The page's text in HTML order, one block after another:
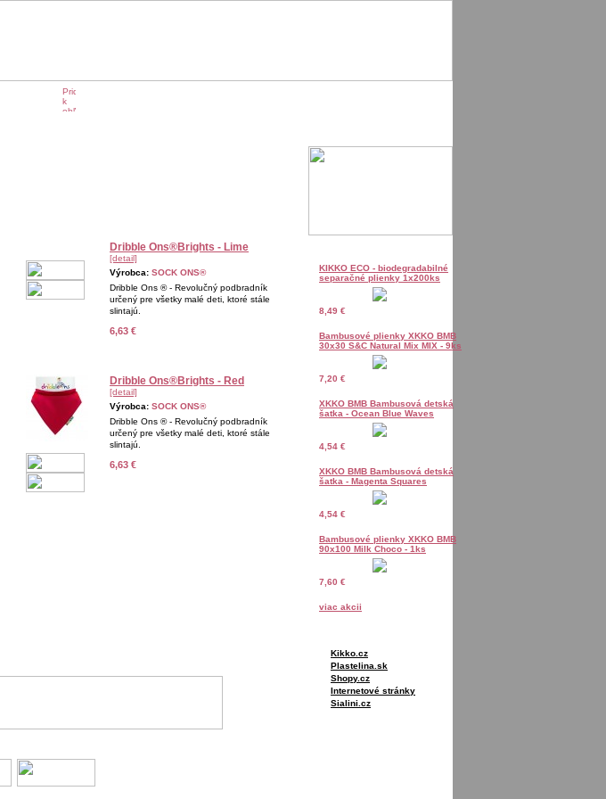
KIKKO ECO - biodegradabilné
separačné plienky 1x200ks
8,49 €
Bambusové plienky XKKO BMB
30x30 S&C Natural Mix MIX - 9ks
7,20 €
XKKO BMB Bambusová detská
šatka - Ocean Blue Waves
4,54 €
XKKO BMB Bambusová detská
šatka - Magenta Squares
4,54 €
Bambusové plienky XKKO BMB
90x100 Milk Choco - 1ks
7,60 €
viac akcii
Kikko.cz
Plastelina.sk
Shopy.cz
Internetové stránky
Sialini.cz
Dribble Ons®Brights - Lime
[detail]
Výrobca: SOCK ONS®
Dribble Ons ® - Revolučný podbradník
určený pre všetky malé deti, ktoré stále
slintajú.
6,63 €
Dribble Ons®Brights - Red
[detail]
Výrobca: SOCK ONS®
Dribble Ons ® - Revolučný podbradník
určený pre všetky malé deti, ktoré stále
slintajú.
6,63 €